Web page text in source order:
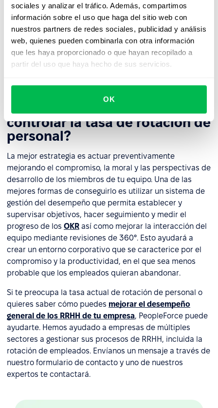
sociales y analizar el tráfico. Además, compartimos
información sobre el uso que haga del sitio web con
nuestros partners de redes sociales, publicidad y análisis
web, quienes pueden combinarla con otra información
que les haya proporcionado o que hayan recopilado a
partir del uso que haya hecho de sus servicios.
OK
interrupciones causadas por la salida constante de
empleados, las conexiones personales rotas y el estrés
que experimentan los empleados al adaptarse a sus
nuevos compañeros. La rotación de personal es hasta
cierto punto inevitable, pero es necesario esforzarse por
minimizar y controlar este proceso en la medida de lo
¿Cuál es la mejor manera de
controlar la tasa de rotación de
personal?
La mejor estrategia es actuar preventivamente
mejorando el compromiso, la moral y las perspectivas de
desarrollo de los miembros de tu equipo. Una de las
mejores formas de conseguirlo es utilizar un sistema de
gestión del desempeño que permita establecer y
supervisar objetivos, hacer seguimiento y medir el
progreso de los OKR así como mejorar la interacción del
equipo mediante revisiones de 360°. Esto ayudará a
crear un entorno corporativo que se caracterice por el
compromiso y la productividad, en el que sea menos
probable que los empleados quieran abandonar.
Si te preocupa la tasa actual de rotación de personal o
quieres saber cómo puedes mejorar el desempeño
general de los RRHH de tu empresa, PeopleForce puede
ayudarte. Hemos ayudado a empresas de múltiples
sectores a gestionar sus procesos de RRHH, incluida la
rotación de empleados. Envíanos un mensaje a través de
nuestro formulario de contacto y uno de nuestros
expertos te contactará.